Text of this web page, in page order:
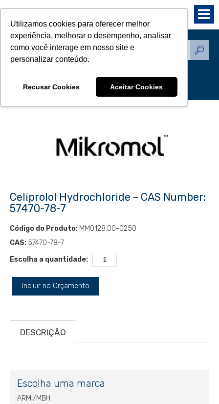
Utilizamos cookies para oferecer melhor
experiência, melhorar o desempenho, analisar
como você interage em nosso site e
personalizar conteúdo.
Recusar Cookies Aceitar Cookies
Produtos - Padrões de
Celiprolol Hydrochloride – CAS Number:
57470-78-7
Código do Produto: MM0128.00-0250
CAS: 57470-78-7
Escolha a quantidade:
Incluir no Orçamento
DESCRIÇÃO
Escolha uma marca
ARMI/MBH